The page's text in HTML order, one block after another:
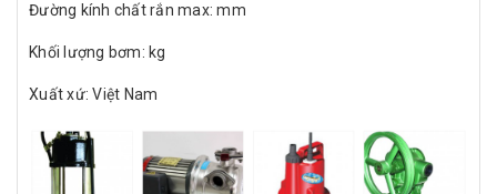
Đường kính chất rắn max: mm
Khối lượng bơm: kg
Xuất xứ: Việt Nam